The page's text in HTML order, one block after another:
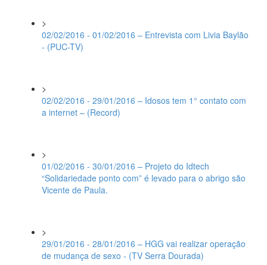
>
02/02/2016 - 01/02/2016 – Entrevista com Livia Baylão
- (PUC-TV)
>
02/02/2016 - 29/01/2016 – Idosos tem 1° contato com
a internet – (Record)
>
01/02/2016 - 30/01/2016 – Projeto do Idtech
“Solidariedade ponto com” é levado para o abrigo são
Vicente de Paula.
>
29/01/2016 - 28/01/2016 – HGG vai realizar operação
de mudança de sexo - (TV Serra Dourada)